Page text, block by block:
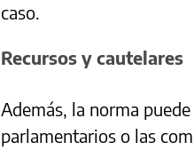
caso.
Recursos y cautelares
Además, la norma
parlamentarios o las